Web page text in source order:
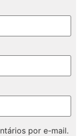
por e-mail.